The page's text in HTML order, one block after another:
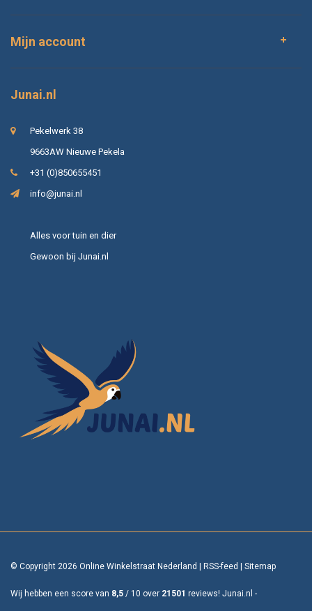
Mijn account
Junai.nl
Pekelwerk 38
9663AW Nieuwe Pekela
+31 (0)850655451
info@junai.nl
Alles voor tuin en dier
Gewoon bij Junai.nl
© Copyright 2026 Online Winkelstraat Nederland RSS-feed Sitemap
Wij hebben een score van 8,5 / 10 over 21501 reviews! Junai.nl -